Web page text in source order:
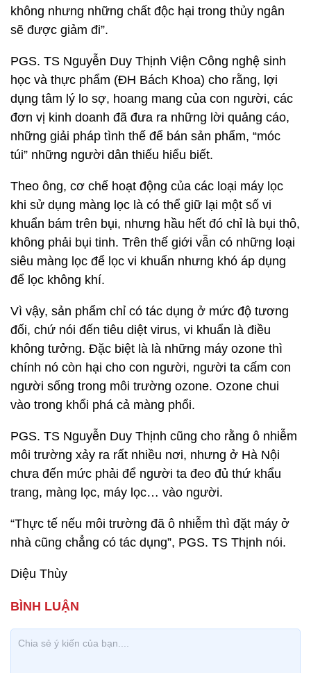
không nhưng những chất độc hại trong thủy ngân
sẽ được giảm đi”.
PGS. TS Nguyễn Duy Thịnh Viện Công nghệ sinh
học và thực phẩm (ĐH Bách Khoa) cho rằng, lợi
dụng tâm lý lo sợ, hoang mang của con người, các
đơn vị kinh doanh đã đưa ra những lời quảng cáo,
những giải pháp tình thế để bán sản phẩm, “móc
túi” những người dân thiếu hiểu biết.
Theo ông, cơ chế hoạt động của các loại máy lọc
khi sử dụng màng lọc là có thể giữ lại một số vi
khuẩn bám trên bụi, nhưng hầu hết đó chỉ là bụi thô,
không phải bụi tinh. Trên thế giới vẫn có những loại
siêu màng lọc để lọc vi khuẩn nhưng khó áp dụng
để lọc không khí.
Vì vậy, sản phẩm chỉ có tác dụng ở mức độ tương
đối, chứ nói đến tiêu diệt virus, vi khuẩn là điều
không tưởng. Đặc biệt là là những máy ozone thì
chính nó còn hại cho con người, người ta cấm con
người sống trong môi trường ozone. Ozone chui
vào trong khổi phá cả màng phổi.
PGS. TS Nguyễn Duy Thịnh cũng cho rằng ô nhiễm
môi trường xảy ra rất nhiều nơi, nhưng ở Hà Nội
chưa đến mức phải để người ta đeo đủ thứ khẩu
trang, màng lọc, máy lọc… vào người.
“Thực tế nếu môi trường đã ô nhiễm thì đặt máy ở
nhà cũng chẳng có tác dụng”, PGS. TS Thịnh nói.
Diệu Thùy